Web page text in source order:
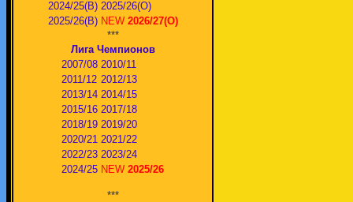
2024/25(В) 2025/26(О)
2025/26(В) NEW 2026/27(О)
***
Лига Чемпионов
2007/08 2010/11
2011/12 2012/13
2013/14 2014/15
2015/16 2017/18
2018/19 2019/20
2020/21 2021/22
2022/23 2023/24
2024/25 NEW 2025/26
***